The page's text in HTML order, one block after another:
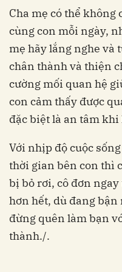
Cha mẹ có thể
cùng con mỗi ngày,
mẹ hãy lắng nghe và
chân thành và thiện
cường mối quan hệ
con cảm thấy được
đặc biệt là an tâm khi
Với nhịp độ cuộc
thời gian bên con thì
bị bỏ rơi, cô đơn
hơn hết, dù đang bận
đừng quên làm bạn
thành./.